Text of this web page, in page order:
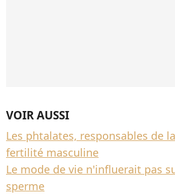
VOIR AUSSI
Les phtalates, responsables de
fertilité masculine
Le mode de vie n'influerait pas
sperme